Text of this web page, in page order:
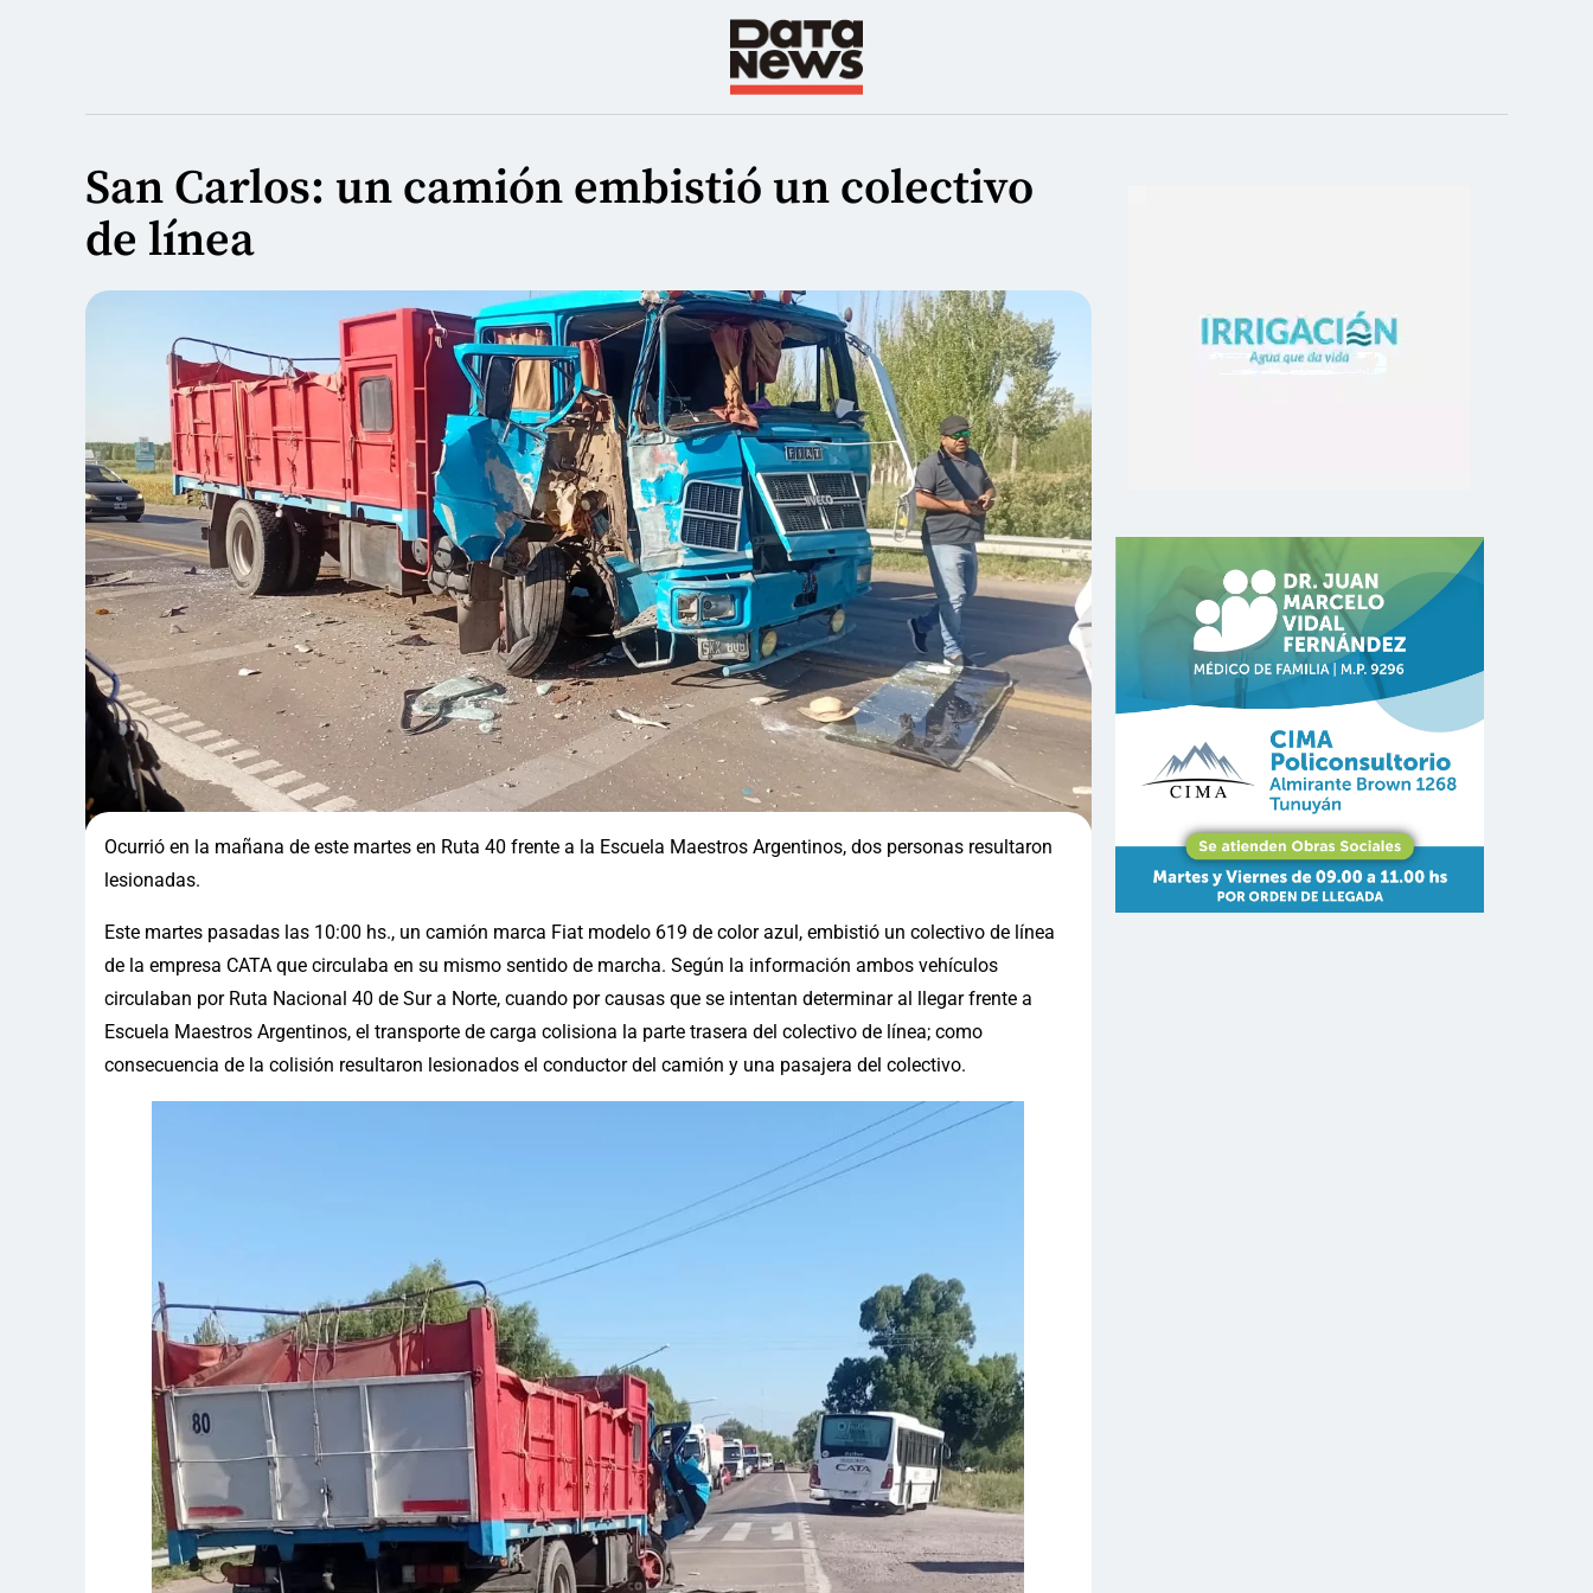
San Carlos: un camión embistió un colectivo
de línea
Ocurrió en la mañana de este martes en Ruta 40 frente a la Escuela Maestros Argentinos, dos personas resultaron
lesionadas.
Este martes pasadas las 10:00 hs., un camión marca Fiat modelo 619 de color azul, embistió un colectivo de línea
de la empresa CATA que circulaba en su mismo sentido de marcha. Según la información ambos vehículos
circulaban por Ruta Nacional 40 de Sur a Norte, cuando por causas que se intentan determinar al llegar frente a
Escuela Maestros Argentinos, el transporte de carga colisiona la parte trasera del colectivo de línea; como
consecuencia de la colisión resultaron lesionados el conductor del camión y una pasajera del colectivo.